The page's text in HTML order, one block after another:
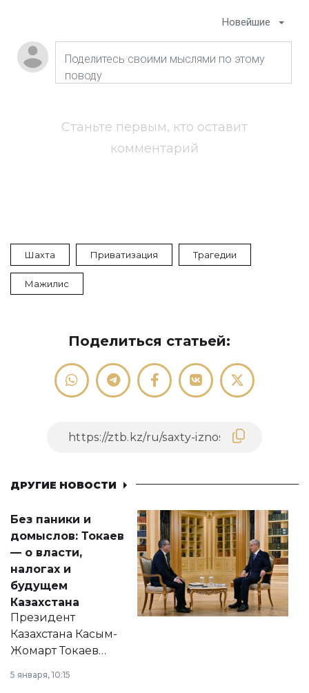
Новейшие
Станьте первым, кто оставит
комментарий
Шахта Приватизация Трагедии
Мажилис
Поделиться статьей:
ДРУГИЕ НОВОСТИ
Без паники и
домыслов: Токаев
— о власти,
налогах и
будущем
Казахстана
Президент
Казахстана Касым-
Жомарт Токаев
сразу несколько
5 января, 10:15